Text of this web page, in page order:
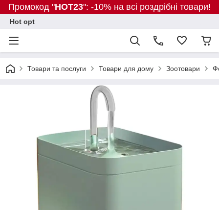
Промокод "HOT23": -10% на всі роздрібні товари!
Hot opt
Товари та послуги Товари для дому Зоотовари